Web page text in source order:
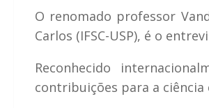
O renomado professor
Carlos (IFSC-USP), é o
Reconhecido
contribuições para a ciência